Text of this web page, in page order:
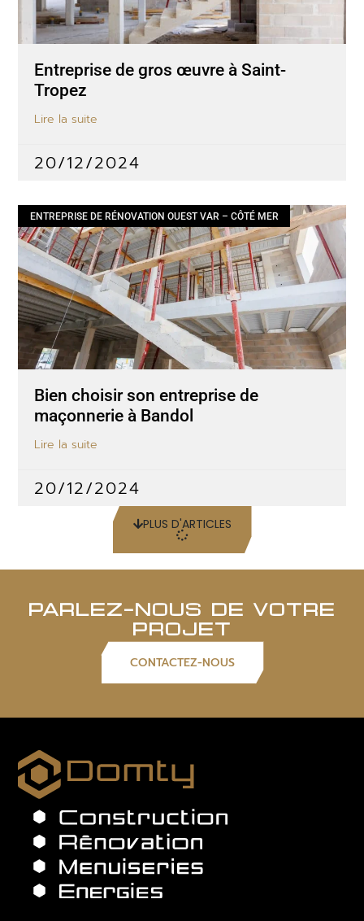
Entreprise de gros œuvre à Saint-
Tropez
Lire la suite
20/12/2024
ENTREPRISE DE RÉNOVATION OUEST VAR – CÔTÉ MER
Bien choisir son entreprise de
maçonnerie à Bandol
Lire la suite
20/12/2024
PLUS D'ARTICLES
PARLEZ-NOUS DE VOTRE
PROJET
CONTACTEZ-NOUS